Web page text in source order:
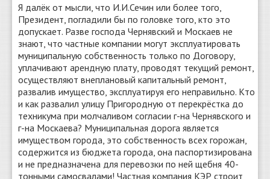
Я далёк от мысли, что И.И.Сечин или более того,
Президент, погладили бы по головке того, кто это
допускает. Разве господа Чернявский и Москаев не
знают, что частные компании могут эксплуатировать
муниципальную собственность только по Договору,
уплачивают арендную плату, проводят текущий ремонт,
осуществляют внеплановый капитальный ремонт,
развалив имущество, эксплуатируя его неправильно. Кто
и как развалил улицу Пригородную от перекрёстка до
техникума при молчаливом согласии г-на Чернявского и
г-на Москаева? Муниципальная дорога является
имуществом города, это собственность всех горожан,
содержится из бюджета города, она паспортизирована
и не предназначена для перевозки по ней щебня 40-
тонными самосвалами! Частная компания КЭР строит